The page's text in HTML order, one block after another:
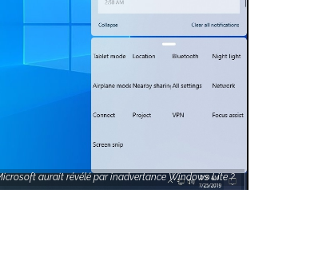
aurait révélé par inadvertance Windows Lite ?